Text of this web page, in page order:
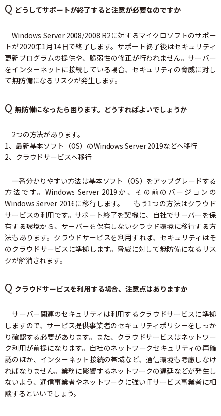
Q どうしてサポートが終了すると注意が必要なのですか
Windows Server 2008/2008 R2に対するマイクロソフトのサポー
トが2020年1月14日で終了します。サポート終了後はセキュリティ
更新プログラムの提供や、脆弱性の修正が行われません。サーバー
をインターネットに接続している場合、セキュリティの脅威に対し
て無防備になるリスクが発生します。
Q 無防備になったら困ります。どうすればよいでしょうか
2つの方法があります。
1、最新基本ソフト（OS）のWindows Server 2019などへ移行
2、クラウドサービスへ移行
一番分かりやすい方法は基本ソフト（OS）をアップグレードする
方法です。Windows Server 2019か、その前のバージョンの
Windows Server 2016に移行します。 もう1つの方法はクラウド
サービスの利用です。サポート終了を契機に、自社でサーバーを保
有する環境から、サーバーを保有しないクラウド環境に移行する方
法もあります。クラウドサービスを利用すれば、セキュリティはそ
のクラウドサービスに準拠します。脅威に対して無防備になるリス
クが解消されます。
Q クラウドサービスを利用する場合、注意点はありますか
サーバー関連のセキュリティは利用するクラウドサービスに準拠
しますので、サービス提供事業者のセキュリティポリシーをしっか
り確認する必要があります。また、クラウドサービスはネットワー
ク利用が前提になります。自社のネットワークセキュリティの再確
認のほか、インターネット接続の帯域など、通信環境も考慮しなけ
ればなりません。業務に影響するネットワークの遅延などが発生し
ないよう、通信事業者やネットワークに強いITサービス事業者に相
談するといいでしょう。